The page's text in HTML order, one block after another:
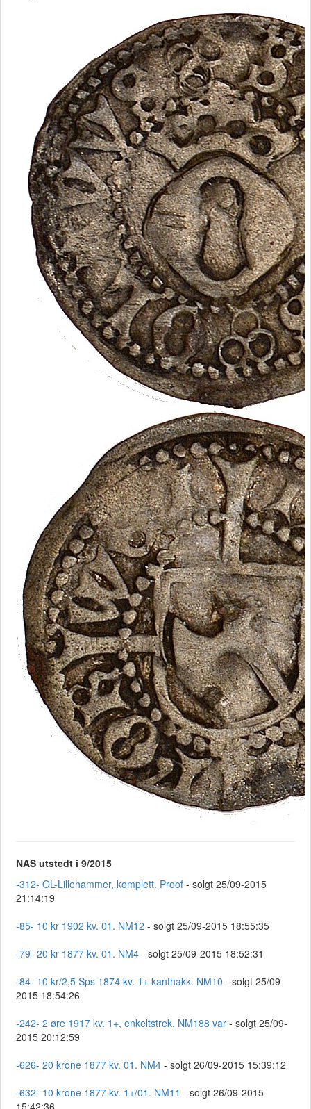
NAS utstedt i 9/2015
-312- OL-Lillehammer, komplett. Proof - solgt 25/09-2015
21:14:19
-85- 10 kr 1902 kv. 01. NM12 - solgt 25/09-2015 18:55:35
-79- 20 kr 1877 kv. 01. NM4 - solgt 25/09-2015 18:52:31
-84- 10 kr/2,5 Sps 1874 kv. 1+ kanthakk. NM10 - solgt 25/09-
2015 18:54:26
-242- 2 øre 1917 kv. 1+, enkeltstrek. NM188 var - solgt 25/09-
2015 20:12:59
-626- 20 krone 1877 kv. 01. NM4 - solgt 26/09-2015 15:39:12
-632- 10 krone 1877 kv. 1+/01. NM11 - solgt 26/09-2015
15:42:36